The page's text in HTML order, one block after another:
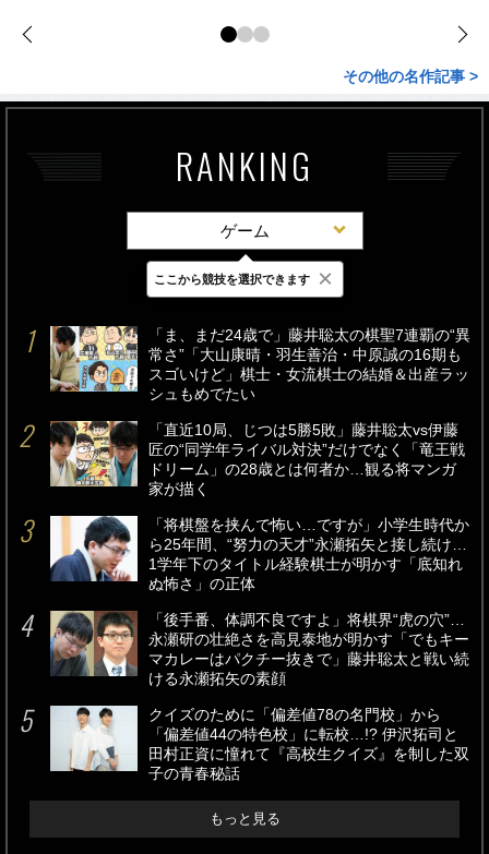
その他の名作記事 >
RANKING
ゲーム
最新 24時間 週間
「ま、まだ24歳で」藤井聡太の棋聖7連覇の“異
常さ”「大山康晴・羽生善治・中原誠の16期も
スゴいけど」棋士・女流棋士の結婚＆出産ラッ
シュもめでたい
「直近10局、じつは5勝5敗」藤井聡太vs伊藤
匠の“同学年ライバル対決”だけでなく「竜王戦
ドリーム」の28歳とは何者か…観る将マンガ
家が描く
「将棋盤を挟んで怖い…ですが」小学生時代か
ら25年間、“努力の天才”永瀬拓矢と接し続け…
1学年下のタイトル経験棋士が明かす「底知れ
ぬ怖さ」の正体
「後手番、体調不良ですよ」将棋界“虎の穴”…
永瀬研の壮絶さを高見泰地が明かす「でもキー
マカレーはパクチー抜きで」藤井聡太と戦い続
ける永瀬拓矢の素顔
クイズのために「偏差値78の名門校」から
「偏差値44の特色校」に転校…!? 伊沢拓司と
田村正資に憧れて『高校生クイズ』を制した双
子の青春秘話
もっと見る
ここから競技を選択できます ×